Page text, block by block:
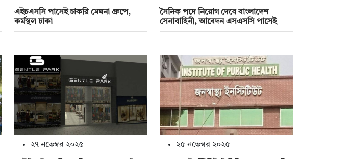
এইচএসসি পাসেই চাকরি মেঘনা গ্রুপে,
কর্মস্থল ঢাকা
সৈনিক পদে নিয়োগ দেবে বাংলাদেশ
সেনাবাহিনী, আবেদন এসএসসি পাসেই
২৭ নভেম্বর ২০২৫ ২৫ নভেম্বর ২০২৫